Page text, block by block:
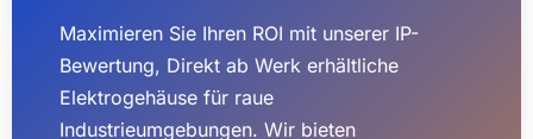
Maximieren Sie Ihren ROI mit unserer IP-
Bewertung, Direkt ab Werk erhältliche
Elektrogehäuse für raue
Industrieumgebungen. Wir bieten